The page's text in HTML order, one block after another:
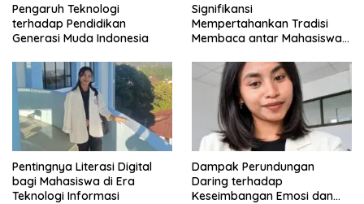
Pengaruh Teknologi
terhadap Pendidikan
Generasi Muda Indonesia
Signifikansi
Mempertahankan Tradisi
Membaca antar Mahasiswa
Pentingnya Literasi Digital
bagi Mahasiswa di Era
Teknologi Informasi
Dampak Perundungan
Daring terhadap
Keseimbangan Emosi dan